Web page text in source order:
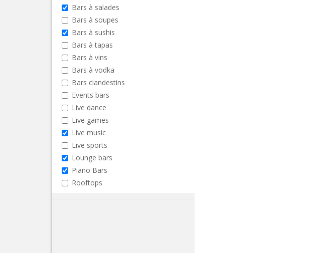
Bars à salades
Bars à soupes
Bars à sushis
Bars à tapas
Bars à vins
Bars à vodka
Bars clandestins
Events bars
Live dance
Live games
Live music
Live sports
Lounge bars
Piano Bars
Rooftops